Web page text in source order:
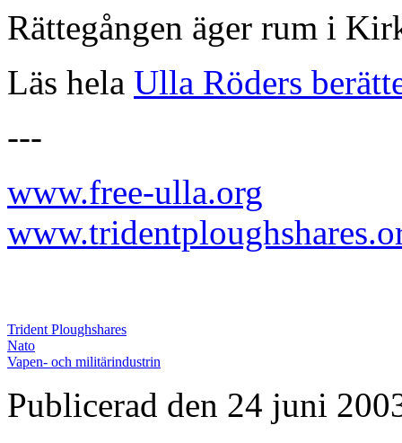
Rättegången äger rum i
Läs hela Ulla Röders
---
www.free-ulla.org
Trident Ploughshares
Nato
Vapen- och militärindustrin
Publicerad den 24 juni